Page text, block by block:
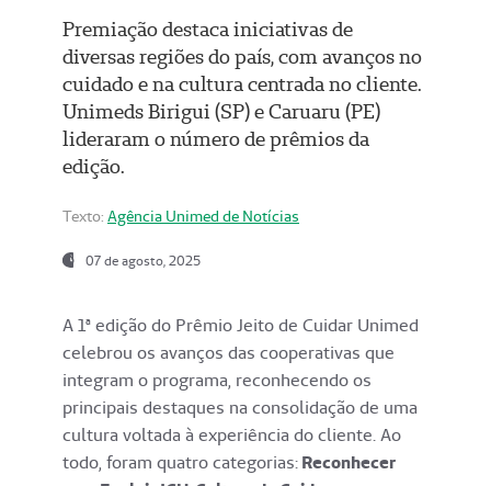
Premiação destaca iniciativas de
diversas regiões do país, com avanços no
cuidado e na cultura centrada no cliente.
Unimeds Birigui (SP) e Caruaru (PE)
lideraram o número de prêmios da
edição.
Texto: Agência Unimed de Notícias
07 de agosto, 2025
A 1ª edição do Prêmio Jeito de Cuidar Unimed
celebrou os avanços das cooperativas que
integram o programa, reconhecendo os
principais destaques na consolidação de uma
cultura voltada à experiência do cliente. Ao
todo, foram quatro categorias:Reconhecer